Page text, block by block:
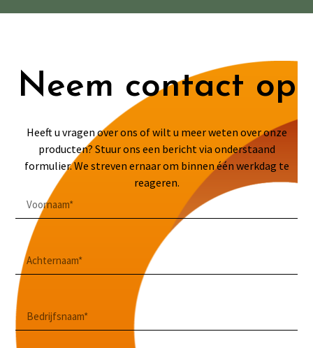
Neem contact op
Heeft u vragen over ons of wilt u meer weten over onze
producten? Stuur ons een bericht via onderstaand
formulier. We streven ernaar om binnen één werkdag te
reageren.